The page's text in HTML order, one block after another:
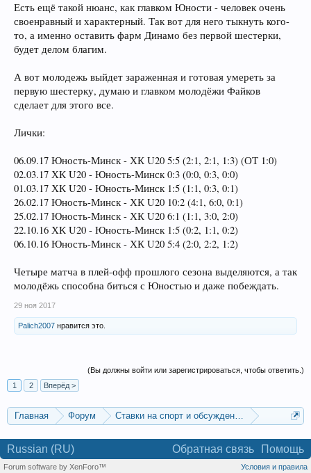
Есть ещё такой нюанс, как главком Юности - человек очень
своенравный и характерный. Так вот для него тыкнуть кого-
то, а именно оставить фарм Динамо без первой шестерки,
будет делом благим.
А вот молодежь выйдет зараженная и готовая умереть за
первую шестерку, думаю и главком молодёжи Файков
сделает для этого все.
Лички:
06.09.17 Юность-Минск - ХК U20 5:5 (2:1, 2:1, 1:3) (ОТ 1:0)
02.03.17 ХК U20 - Юность-Минск 0:3 (0:0, 0:3, 0:0)
01.03.17 ХК U20 - Юность-Минск 1:5 (1:1, 0:3, 0:1)
26.02.17 Юность-Минск - ХК U20 10:2 (4:1, 6:0, 0:1)
25.02.17 Юность-Минск - ХК U20 6:1 (1:1, 3:0, 2:0)
22.10.16 ХК U20 - Юность-Минск 1:5 (0:2, 1:1, 0:2)
06.10.16 Юность-Минск - ХК U20 5:4 (2:0, 2:2, 1:2)
Четыре матча в плей-офф прошлого сезона выделяются, а так
молодёжь способна биться с Юностью и даже побеждать.
29 ноя 2017
Palich2007 нравится это.
(Вы должны войти или зарегистрироваться, чтобы ответить.)
1
2 Вперёд >
Главная Форум
Ставки на спорт и обсуждение спортивных
Russian (RU) Обратная связь Помощь
Условия и правила
Forum software by XenForo™